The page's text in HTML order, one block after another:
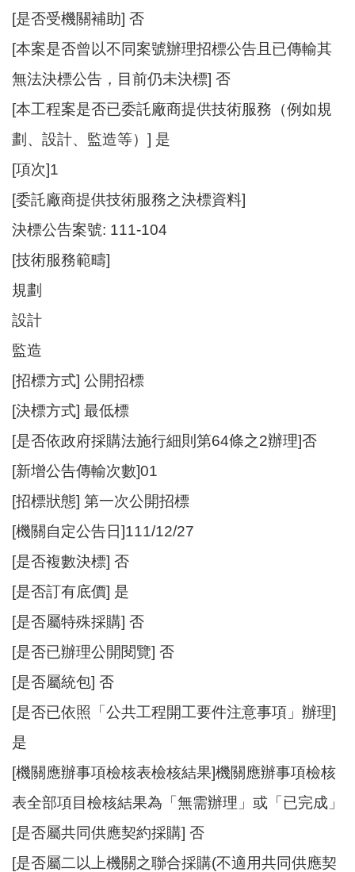
開
放
宣
告
網
站
安
政
策
[是否受機關補助] 否
[本案是否曾以不同案號辦理招標公告且已傳輸其
無法決標公告，目前仍未決標] 否
[本工程案是否已委託廠商提供技術服務（例如規
劃、設計、監造等）] 是
[項次]1
[委託廠商提供技術服務之決標資料]
決標公告案號: 111-104
[技術服務範疇]
規劃
設計
監造
[招標方式] 公開招標
[決標方式] 最低標
[是否依政府採購法施行細則第64條之2辦理]否
[新增公告傳輸次數]01
[招標狀態] 第一次公開招標
[機關自定公告日]111/12/27
[是否複數決標] 否
[是否訂有底價] 是
[是否屬特殊採購] 否
[是否已辦理公開閱覽] 否
[是否屬統包] 否
[是否已依照「公共工程開工要件注意事項」辦理]
是
[機關應辦事項檢核表檢核結果]機關應辦事項檢核
表全部項目檢核結果為「無需辦理」或「已完成」
[是否屬共同供應契約採購] 否
[是否屬二以上機關之聯合採購(不適用共同供應契